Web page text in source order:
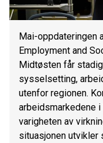
Mai-oppdateringen
Employment and
Midtøsten får
sysselsetting,
utenfor regionen.
arbeidsmarkedene
varigheten av
situasjonen utvikler